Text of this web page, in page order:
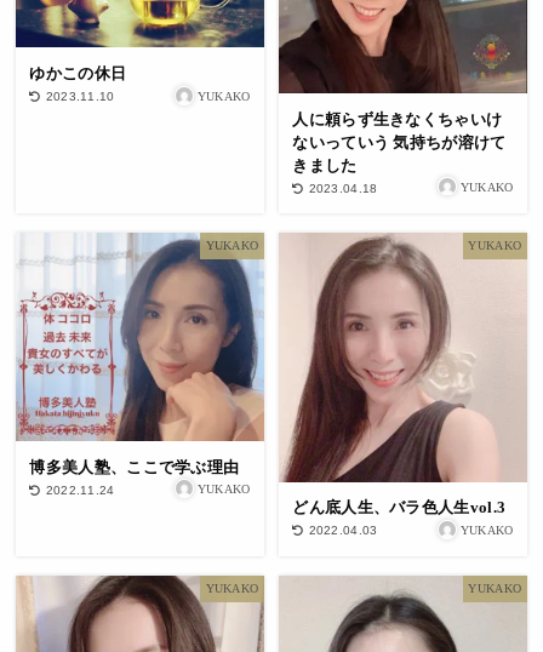
ゆかこの休日
2023.11.10 YUKAKO
人に頼らず生きなくちゃいけ
ないっていう 気持ちが溶けて
きました
2023.04.18 YUKAKO
YUKAKO
博多美人塾、ここで学ぶ理由
2022.11.24 YUKAKO
YUKAKO
どん底人生、バラ色人生vol.3
2022.04.03 YUKAKO
YUKAKO YUKAKO